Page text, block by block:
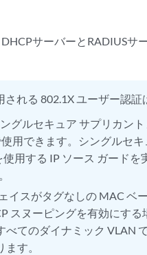
サーバーとRADIUSサ
される 802.1X ユーザー認
グルセキュア サプリカン
用できます。シングルセ
使用する IP ソース ガード
イスがタグなしの MAC ベ
スヌーピングを有効にす
べてのダイナミック VLAN
す。